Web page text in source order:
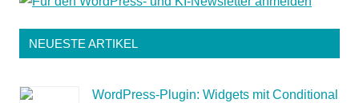
NEUESTE ARTIKEL
WordPress-Plugin: Widgets mit Conditional